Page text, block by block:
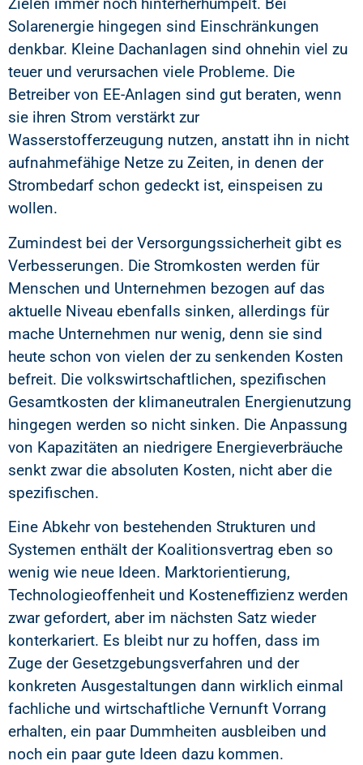
Zielen immer noch hinterherhumpelt. Bei
Solarenergie hingegen sind Einschränkungen
denkbar. Kleine Dachanlagen sind ohnehin viel zu
teuer und verursachen viele Probleme. Die
Betreiber von EE-Anlagen sind gut beraten, wenn
sie ihren Strom verstärkt zur
Wasserstofferzeugung nutzen, anstatt ihn in nicht
aufnahmefähige Netze zu Zeiten, in denen der
Strombedarf schon gedeckt ist, einspeisen zu
wollen.
Zumindest bei der Versorgungssicherheit gibt es
Verbesserungen. Die Stromkosten werden für
Menschen und Unternehmen bezogen auf das
aktuelle Niveau ebenfalls sinken, allerdings für
mache Unternehmen nur wenig, denn sie sind
heute schon von vielen der zu senkenden Kosten
befreit. Die volkswirtschaftlichen, spezifischen
Gesamtkosten der klimaneutralen Energienutzung
hingegen werden so nicht sinken. Die Anpassung
von Kapazitäten an niedrigere Energieverbräuche
senkt zwar die absoluten Kosten, nicht aber die
spezifischen.
Eine Abkehr von bestehenden Strukturen und
Systemen enthält der Koalitionsvertrag eben so
wenig wie neue Ideen. Marktorientierung,
Technologieoffenheit und Kosteneffizienz werden
zwar gefordert, aber im nächsten Satz wieder
konterkariert. Es bleibt nur zu hoffen, dass im
Zuge der Gesetzgebungsverfahren und der
konkreten Ausgestaltungen dann wirklich einmal
fachliche und wirtschaftliche Vernunft Vorrang
erhalten, ein paar Dummheiten ausbleiben und
noch ein paar gute Ideen dazu kommen.